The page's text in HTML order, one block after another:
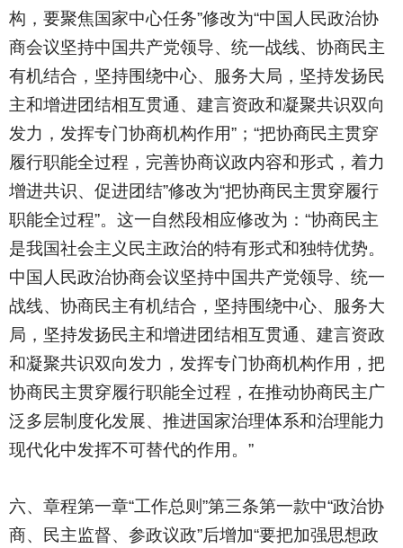
构，要聚焦国家中心任务”修改为“中国人民政治协
商会议坚持中国共产党领导、统一战线、协商民主
有机结合，坚持围绕中心、服务大局，坚持发扬民
主和增进团结相互贯通、建言资政和凝聚共识双向
发力，发挥专门协商机构作用”；“把协商民主贯穿
履行职能全过程，完善协商议政内容和形式，着力
增进共识、促进团结”修改为“把协商民主贯穿履行
职能全过程”。这一自然段相应修改为：“协商民主
是我国社会主义民主政治的特有形式和独特优势。
中国人民政治协商会议坚持中国共产党领导、统一
战线、协商民主有机结合，坚持围绕中心、服务大
局，坚持发扬民主和增进团结相互贯通、建言资政
和凝聚共识双向发力，发挥专门协商机构作用，把
协商民主贯穿履行职能全过程，在推动协商民主广
泛多层制度化发展、推进国家治理体系和治理能力
现代化中发挥不可替代的作用。”
六、章程第一章“工作总则”第三条第一款中“政治协
商、民主监督、参政议政”后增加“要把加强思想政